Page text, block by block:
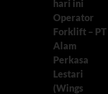
hari ini
Operator
Forklift – PT
Alam
Perkasa
Lestari
(Wings